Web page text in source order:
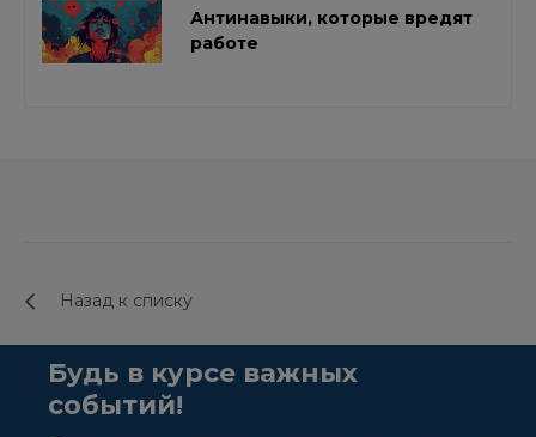
Антинавыки, которые вредят
работе
Назад к списку
Будь в курсе важных
событий!